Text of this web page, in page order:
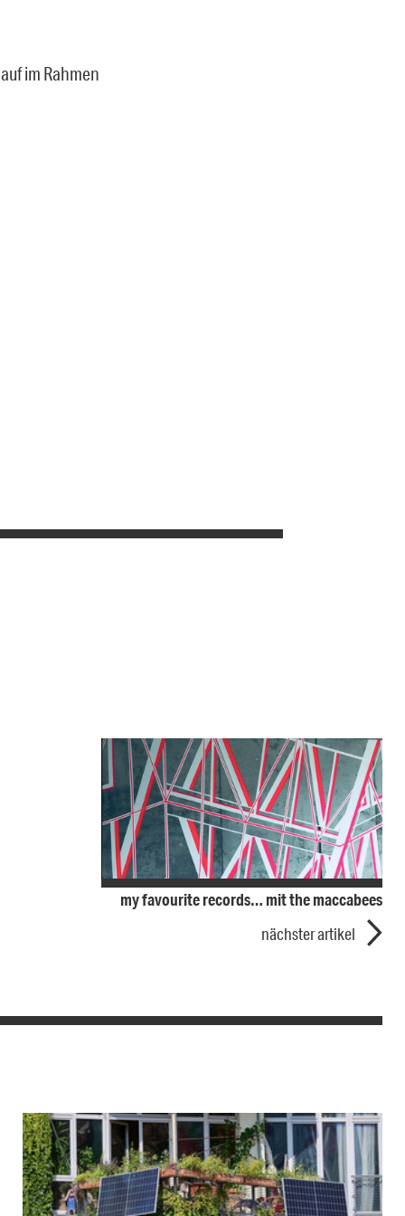
im Rahmen
my favourite records… mit the maccabees
nächster artikel